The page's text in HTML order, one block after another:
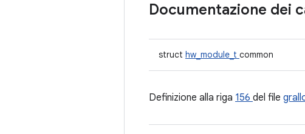
Documentazione dei
struct hw_module_t common
Definizione alla riga 156 del file